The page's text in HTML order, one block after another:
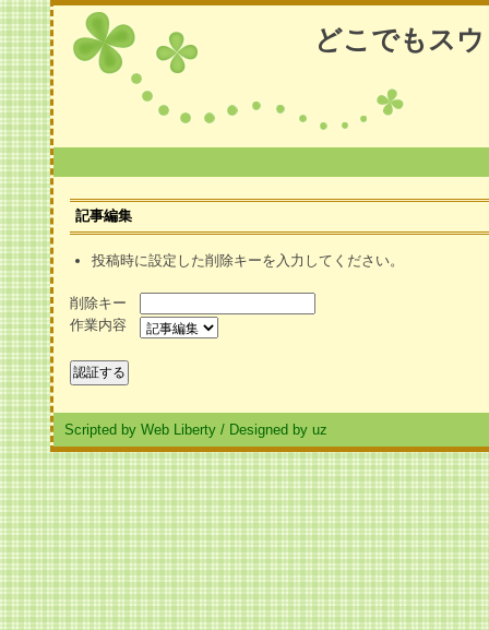
どこでもス
記事編集
投稿時に設定した削除キーを入力してください。
削除キー
作業内容
Scripted by Web Liberty / Designed by uz